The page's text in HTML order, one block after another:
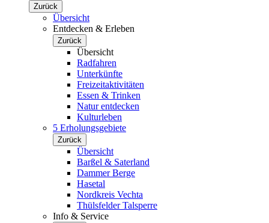
Zurück
Übersicht
Entdecken & Erleben
Zurück
Übersicht
Radfahren
Unterkünfte
Freizeitaktivitäten
Essen & Trinken
Natur entdecken
Kulturleben
5 Erholungsgebiete
Zurück
Übersicht
Barßel & Saterland
Dammer Berge
Hasetal
Nordkreis Vechta
Thülsfelder Talsperre
Info & Service